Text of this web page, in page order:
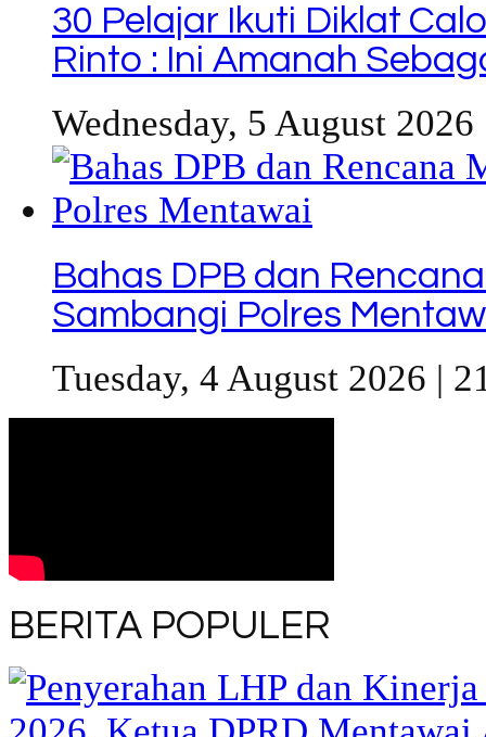
30 Pelajar Ikuti Diklat
Rinto : Ini Amanah
Wednesday, 5 August 2026
Bahas DPB dan
Sambangi Polres
Tuesday, 4 August 2026 |
BERITA POPULER